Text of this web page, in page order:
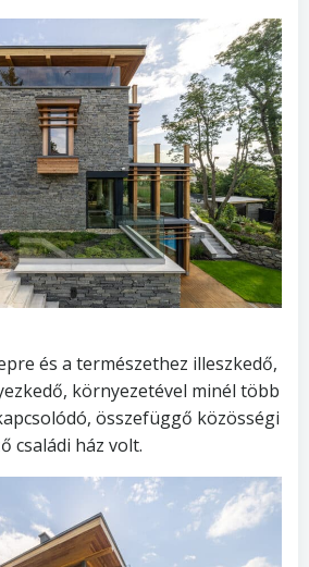
és a természethez illeszkedő,
környezetével minél több
összefüggő közösségi
családi ház volt.